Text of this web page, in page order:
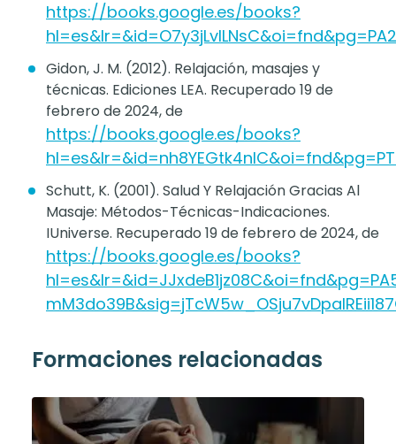
https://books.google.es/books?
Gidon, J. M. (2012). Relajación, masajes y
técnicas. Ediciones LEA. Recuperado 19 de
febrero de 2024, de
https://books.google.es/books?
Schutt, K. (2001). Salud Y Relajación Gracias Al
Masaje: Métodos-Técnicas-Indicaciones.
IUniverse. Recuperado 19 de febrero de 2024, de
https://books.google.es/books?
Formaciones relacionadas